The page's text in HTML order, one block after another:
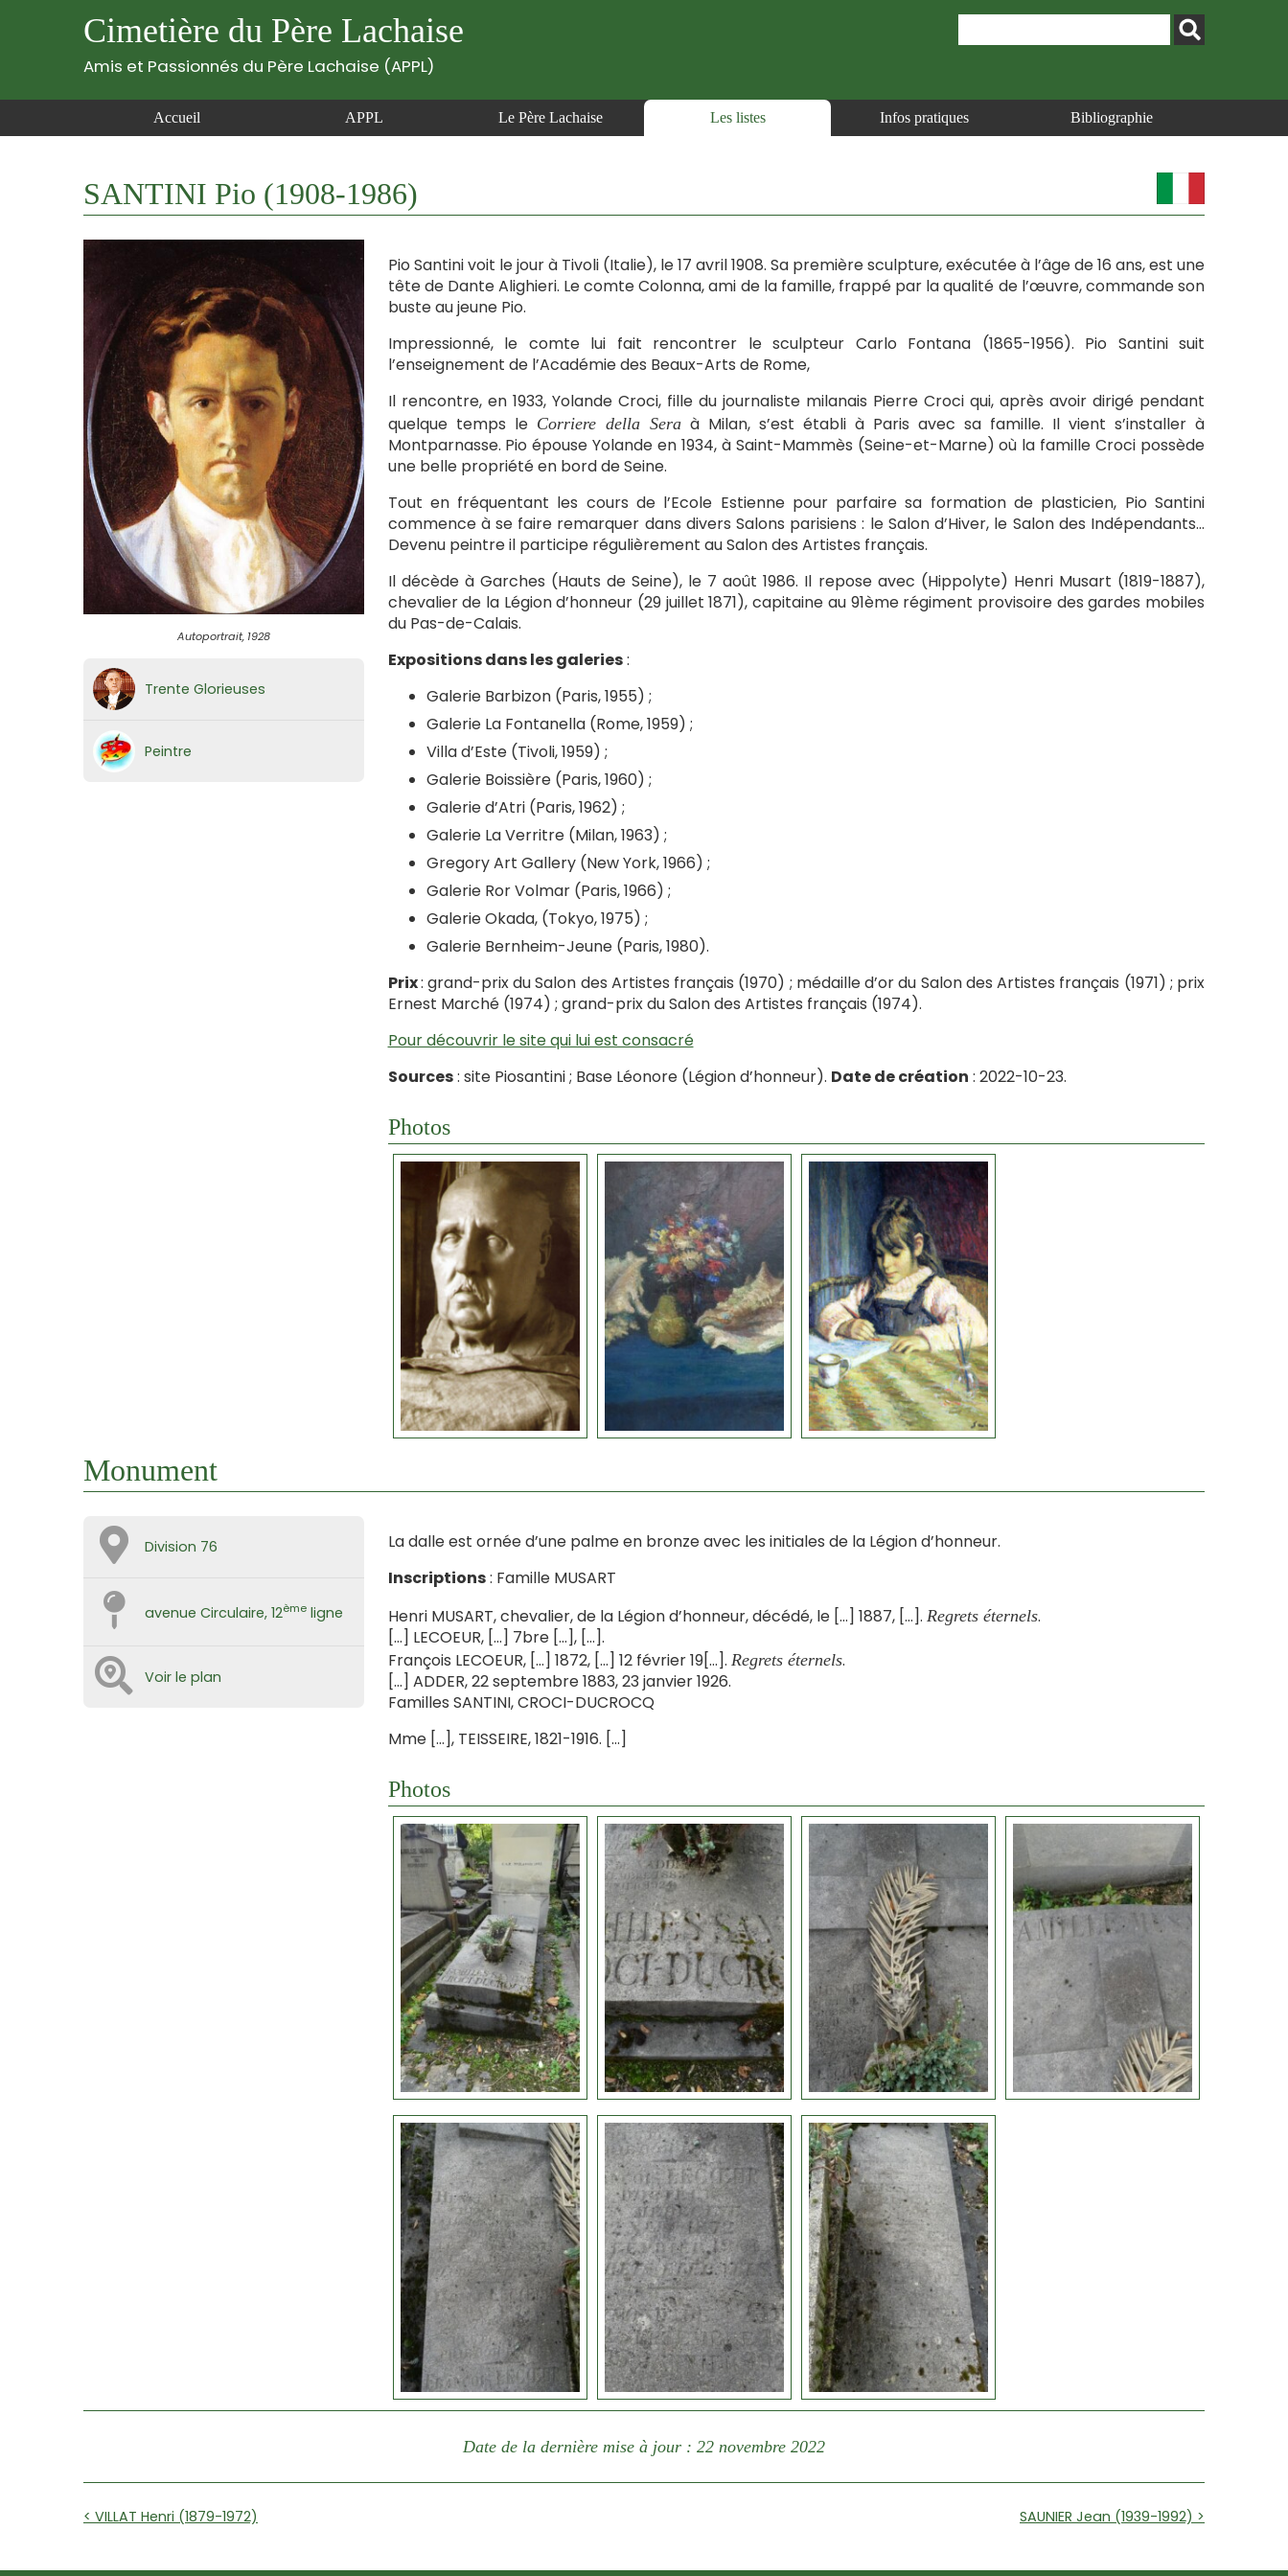
Cimetière du Père Lachaise
Amis et Passionnés du Père Lachaise (APPL)
Accueil APPL Le Père Lachaise Les listes Infos pratiques Bibliographie
SANTINI Pio (1908-1986)
Autoportrait, 1928
Trente Glorieuses
Peintre
Pio Santini voit le jour à Tivoli (Italie), le 17 avril 1908. Sa première sculpture, exécutée à l’âge de 16 ans, est une
tête de Dante Alighieri. Le comte Colonna, ami de la famille, frappé par la qualité de l’œuvre, commande son
buste au jeune Pio.
Impressionné, le comte lui fait rencontrer le sculpteur Carlo Fontana (1865-1956). Pio Santini suit
l’enseignement de l’Académie des Beaux-Arts de Rome,
Il rencontre, en 1933, Yolande Croci, fille du journaliste milanais Pierre Croci qui, après avoir dirigé pendant
quelque temps le Corriere della Seraà Milan, s’est établi à Paris avec sa famille. Il vient s’installer à
Montparnasse. Pio épouse Yolande en 1934, à Saint-Mammès (Seine-et-Marne) où la famille Croci possède
une belle propriété en bord de Seine.
Tout en fréquentant les cours de l’Ecole Estienne pour parfaire sa formation de plasticien, Pio Santini
commence à se faire remarquer dans divers Salons parisiens : le Salon d’Hiver, le Salon des Indépendants…
Devenu peintre il participe régulièrement au Salon des Artistes français.
Il décède à Garches (Hauts de Seine), le 7 août 1986. Il repose avec (Hippolyte) Henri Musart (1819-1887),
chevalier de la Légion d’honneur (29 juillet 1871), capitaine au 91ème régiment provisoire des gardes mobiles
du Pas-de-Calais.
Expositions dans les galeries:
Galerie Barbizon (Paris, 1955) ;
Galerie La Fontanella (Rome, 1959) ;
Villa d’Este (Tivoli, 1959) ;
Galerie Boissière (Paris, 1960) ;
Galerie d’Atri (Paris, 1962) ;
Galerie La Verritre (Milan, 1963) ;
Gregory Art Gallery (New York, 1966) ;
Galerie Ror Volmar (Paris, 1966) ;
Galerie Okada, (Tokyo, 1975) ;
Galerie Bernheim-Jeune (Paris, 1980).
Prix: grand-prix du Salon des Artistes français (1970) ; médaille d’or du Salon des Artistes français (1971) ; prix
Ernest Marché (1974) ; grand-prix du Salon des Artistes français (1974).
Pour découvrir le site qui lui est consacré
Sources: site Piosantini ; Base Léonore (Légion d’honneur). Date de création : 2022-10-23.
Photos
Monument
Division 76
avenue Circulaire, 12ème ligne
Voir le plan
La dalle est ornée d’une palme en bronze avec les initiales de la Légion d’honneur.
Inscriptions: Famille MUSART
Henri MUSART, chevalier, de la Légion d’honneur, décédé, le […] 1887, […]. Regrets éternels.
[…] LECOEUR, […] 7bre […], […].
François LECOEUR, […] 1872, […] 12 février 19[…]. Regrets éternels.
[…] ADDER, 22 septembre 1883, 23 janvier 1926.
Familles SANTINI, CROCI-DUCROCQ
Mme […], TEISSEIRE, 1821-1916. […]
Photos
Date de la dernière mise à jour : 22 novembre 2022
< VILLAT Henri (1879-1972) SAUNIER Jean (1939-1992) >